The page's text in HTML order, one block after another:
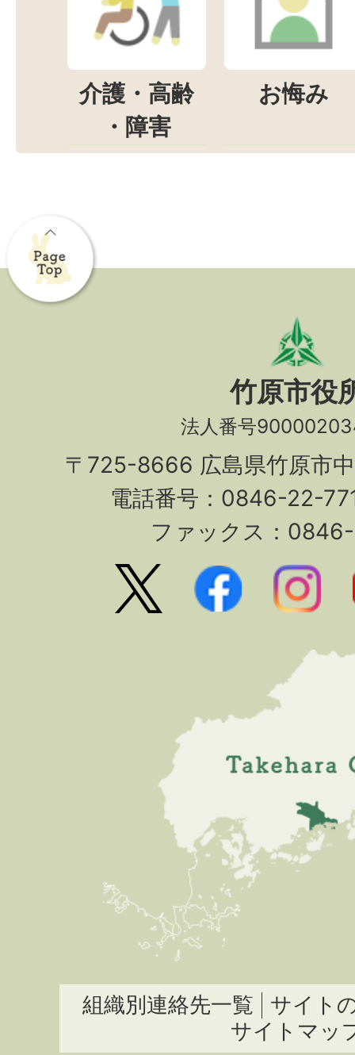
介護・高齢
・障害
お悔み
竹原市役
法人番号
〒725-8666 広島県竹原市
電話番号：0846-22-
ファックス：
組織別連絡先一覧
サイト
サイトマッ